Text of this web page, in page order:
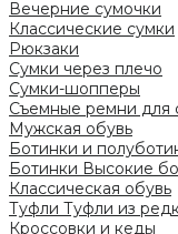
Вечерние сумочки
Классические сумки
Рюкзаки
Сумки через плечо
Сумки-шопперы
Съемные ремни для
Мужская обувь
Ботинки и
Ботинки Высокие
Классическая обувь
Туфли Туфли из
Кроссовки и кеды